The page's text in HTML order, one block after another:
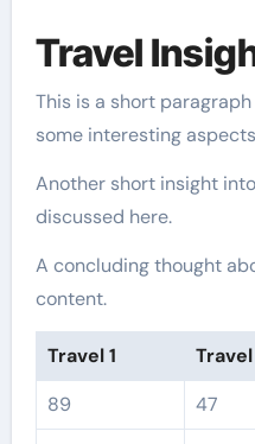
Travel
This is a short
some interesting
Another short insight
discussed here.
A concluding thought
content.
Travel 1
89
47